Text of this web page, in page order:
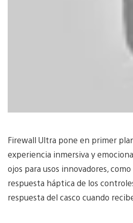
Firewall Ultra pone en primer
experiencia inmersiva y
ojos para usos innovadores,
respuesta háptica de los
respuesta del casco cuando